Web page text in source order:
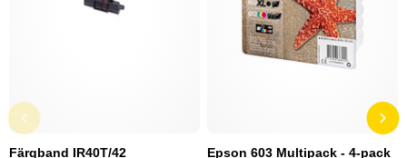
Färgband IR40T/42 Epson 603 Multipack - 4-pack